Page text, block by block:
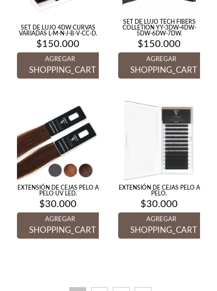
SET DE LUJO 4DW CURVAS
VARIADAS L-M-N-J-B-V-CC-D.
$150.000
AGREGAR
SHOPPING_CART
SET DE LUJO TECH FIBERS
COLLETION YY-3DW-4DW-
5DW-6DW-7DW.
$150.000
AGREGAR
SHOPPING_CART
EXTENSIÓN DE CEJAS PELO A
PELO UV LED.
$30.000
AGREGAR
SHOPPING_CART
EXTENSIÓN DE CEJAS PELO A
PELO.
$30.000
AGREGAR
SHOPPING_CART